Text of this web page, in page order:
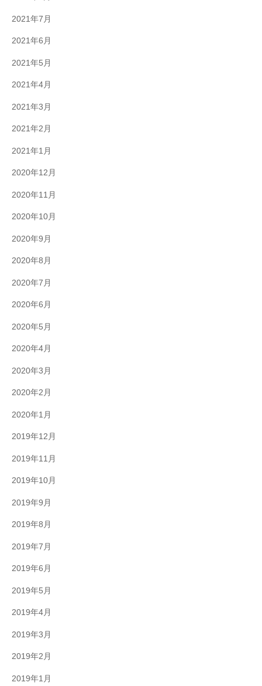
2021年7月
2021年6月
2021年5月
2021年4月
2021年3月
2021年2月
2021年1月
2020年12月
2020年11月
2020年10月
2020年9月
2020年8月
2020年7月
2020年6月
2020年5月
2020年4月
2020年3月
2020年2月
2020年1月
2019年12月
2019年11月
2019年10月
2019年9月
2019年8月
2019年7月
2019年6月
2019年5月
2019年4月
2019年3月
2019年2月
2019年1月